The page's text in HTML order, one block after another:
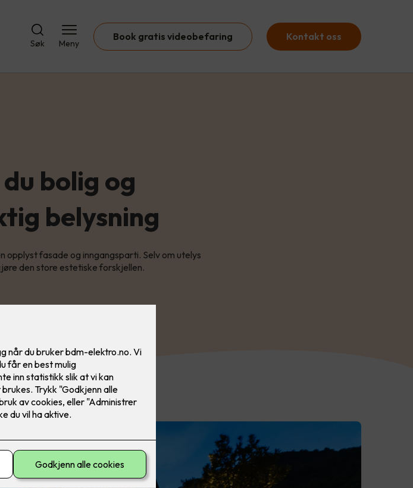
Søk Meny
Book gratis videobefaring Kontakt oss
bolig og
belysning
opplyst fasade og inngangsparti. Selv om utelys
den store estetiske forskjellen.